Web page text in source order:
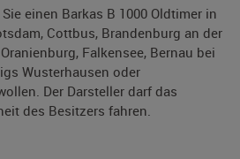
einen Barkas B 1000 Oldtimer in
Cottbus, Brandenburg an der
Falkensee, Bernau bei
Wusterhausen oder
Der Darsteller darf das
des Besitzers fahren.